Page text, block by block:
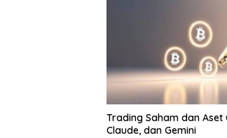
Trading Saham dan Aset
Claude, dan Gemini